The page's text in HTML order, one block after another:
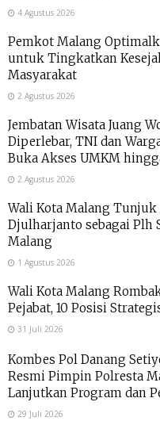
4 Agustus 2026
Pemkot Malang
untuk Tingkatkan
Masyarakat
2 Agustus 2026
Jembatan Wisata Juang
Diperlebar, TNI dan
Buka Akses UMKM
2 Agustus 2026
Wali Kota Malang Tunjuk
Djulharjanto sebagai Plh
Malang
1 Agustus 2026
Wali Kota Malang
Pejabat, 10 Posisi
31 Juli 2026
Kombes Pol Danang
Resmi Pimpin Polresta
Lanjutkan Program dan
29 Juli 2026